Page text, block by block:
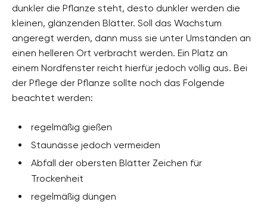
dunkler die Pflanze steht, desto dunkler werden die
kleinen, glänzenden Blätter. Soll das Wachstum
angeregt werden, dann muss sie unter Umständen an
einen helleren Ort verbracht werden. Ein Platz an
einem Nordfenster reicht hierfür jedoch völlig aus. Bei
der Pflege der Pflanze sollte noch das Folgende
beachtet werden:
regelmäßig gießen
Staunässe jedoch vermeiden
Abfall der obersten Blätter Zeichen für
Trockenheit
regelmäßig düngen